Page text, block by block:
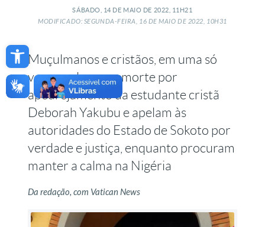
Open toolbar
SÁBADO, 14 DE MAIO DE 2022, 11H21
MODIFICADO: SEGUNDA-FEIRA, 16 DEMAIO DE 2022, 10H31
Muçulmanos e cristãos, em uma só
voz, condenam a morte por
apedrejamento da estudante cristã
Deborah Yakubu e apelam às
autoridades do Estado de Sokoto por
verdade e justiça, enquanto procuram
manter a calma na Nigéria
Da redação, com Vatican News